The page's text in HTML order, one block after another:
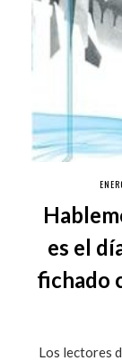
es el
fichado
Los lectores